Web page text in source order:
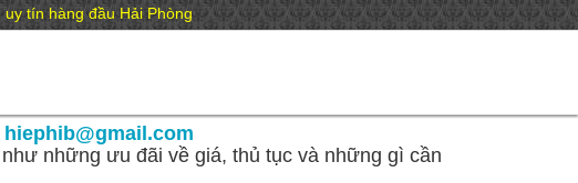
tín hàng đầu Hải Phòng
hiephib@gmail.com
những ưu đãi về giá, thủ tục và những gì cần